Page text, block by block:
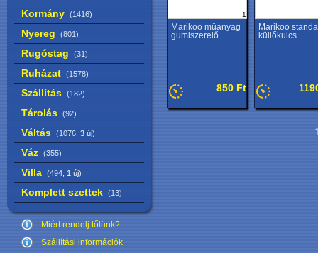
Kormány (1416)
Nyereg (801)
Rugóstag (31)
Ruházat (1578)
Szállítás (182)
Tárolás (92)
Váltás (1076, 3 új)
Váz (355)
Villa (494, 1 új)
Komplett szettek (13)
Miért rendelj tőlünk?
Szállítási információk
1
Marikoo műanyag
gumiszerelő
850 Ft
Marikoo
küllőkulcs